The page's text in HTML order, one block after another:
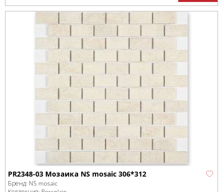
PR2348-03 Мозаика NS mosaic 306*312
Бренд: NS mosaic